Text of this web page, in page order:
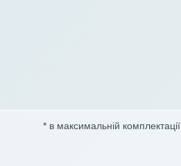
* в максимальній комплектації